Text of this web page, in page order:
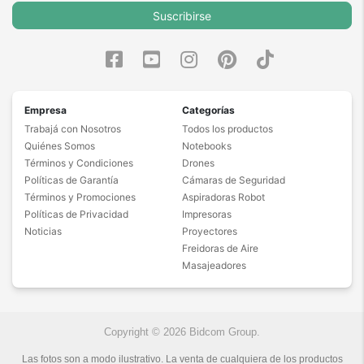
mochila como en tu bolsillo. Totalmente
recomendado! muchas gracias por el espacio y
Ver más
Suscribirse
Empresa
Trabajá con Nosotros
Quiénes Somos
Términos y Condiciones
Políticas de Garantía
Términos y Promociones
Políticas de Privacidad
Noticias
Categorías
Todos los productos
Notebooks
Drones
Cámaras de Seguridad
Aspiradoras Robot
Impresoras
Proyectores
Freidoras de Aire
Masajeadores
Copyright © 2026 Bidcom Group.
Las fotos son a modo ilustrativo. La venta de cualquiera de los productos